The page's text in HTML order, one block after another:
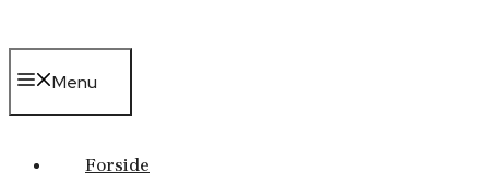
Menu
Forside